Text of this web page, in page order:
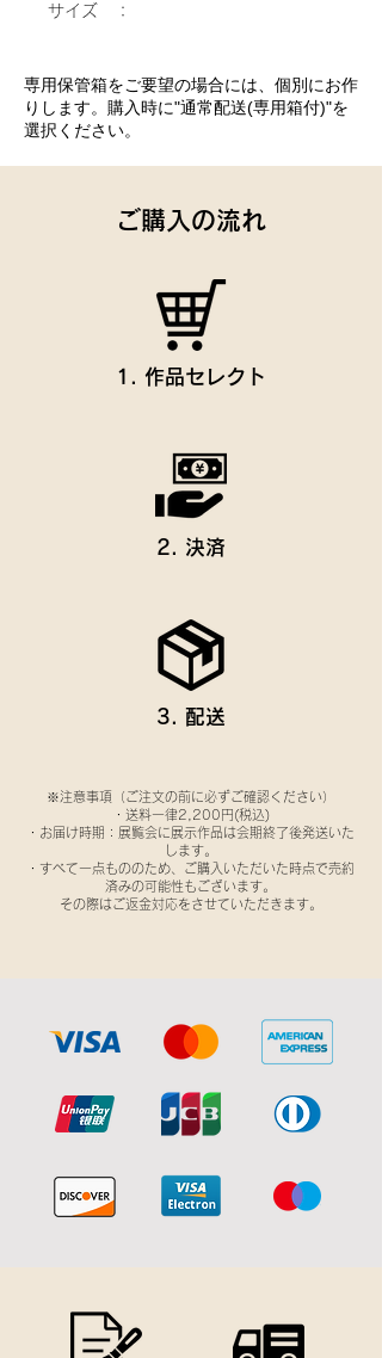
サイズ ：
専用保管箱をご要望の場合には、個別にお作
りします。購入時に"通常配送(専用箱付)"を
選択ください。
ご購入の流れ
1. 作品セレクト
2. 決済
3. 配送
※注意事項（ご注文の前に必ずご確認ください）
・送料一律2,200円(税込)
・お届け時期：展覧会に展示作品は会期終了後発送いた
します。
・すべて一点もののため、ご購入いただいた時点で売約
済みの可能性もございます。
その際はご返金対応をさせていただきます。